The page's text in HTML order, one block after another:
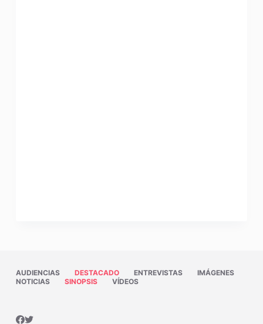
AUDIENCIAS DESTACADO ENTREVISTAS
IMÁGENES
NOTICIAS
SINOPSIS VÍDEOS